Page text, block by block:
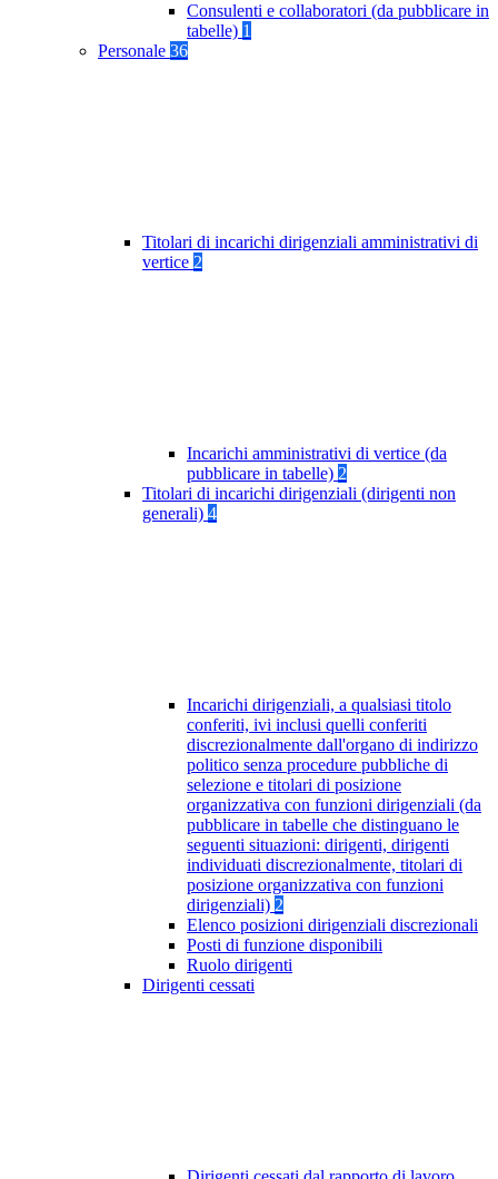
Consulenti e collaboratori (da pubblicare in
tabelle) 1
Personale 36
Titolari di incarichi dirigenziali amministrativi di
vertice 2
Incarichi amministrativi di vertice (da
pubblicare in tabelle) 2
Titolari di incarichi dirigenziali (dirigenti non
generali) 4
Incarichi dirigenziali, a qualsiasi titolo
conferiti, ivi inclusi quelli conferiti
discrezionalmente dall'organo di indirizzo
politico senza procedure pubbliche di
selezione e titolari di posizione
organizzativa con funzioni dirigenziali (da
pubblicare in tabelle che distinguano le
seguenti situazioni: dirigenti, dirigenti
individuati discrezionalmente, titolari di
posizione organizzativa con funzioni
dirigenziali) 2
Elenco posizioni dirigenziali discrezionali
Posti di funzione disponibili
Ruolo dirigenti
Dirigenti cessati